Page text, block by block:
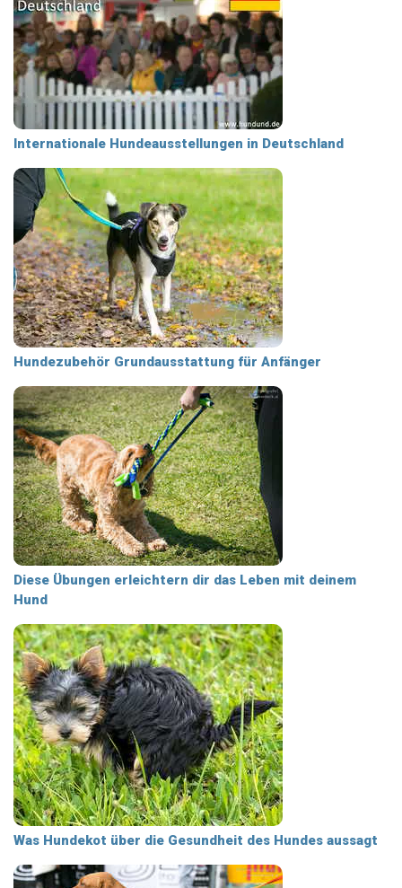
Internationale Hundeausstellungen in Deutschland
Hundezubehör Grundausstattung für Anfänger
Diese Übungen erleichtern dir das Leben mit deinem
Hund
Was Hundekot über die Gesundheit des Hundes aussagt